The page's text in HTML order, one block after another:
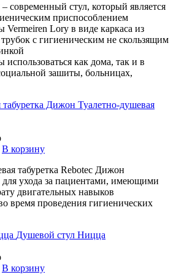
современный стул, который является
приспособлением
Vermeiren Lory в виде каркаса из
с гигиеническим не скользящим
использоваться как дома, так и в
зашиты, больницах,
Туалетно-душевая
В корзину
табуретка Rebotec Дижон
для ухода за пациентами, имеющими
двигательных навыков
время проведения гигиенических
Душевой стул Ницца
В корзину